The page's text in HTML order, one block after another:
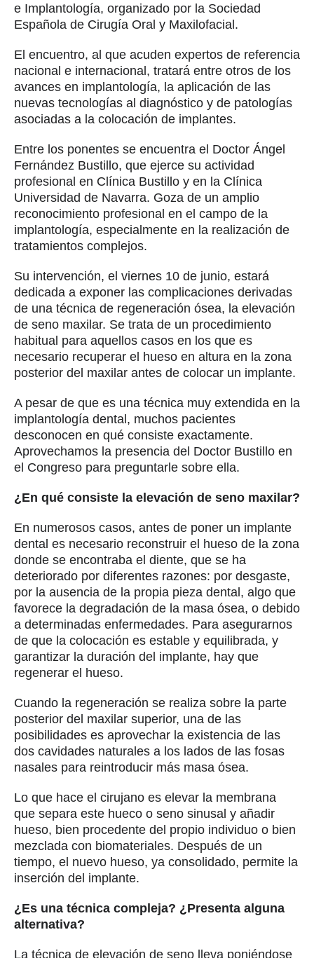
e Implantología, organizado por la Sociedad
Española de Cirugía Oral y Maxilofacial.
El encuentro, al que acuden expertos de referencia
nacional e internacional, tratará entre otros de los
avances en implantología, la aplicación de las
nuevas tecnologías al diagnóstico y de patologías
asociadas a la colocación de implantes.
Entre los ponentes se encuentra el Doctor Ángel
Fernández Bustillo, que ejerce su actividad
profesional en Clínica Bustillo y en la Clínica
Universidad de Navarra. Goza de un amplio
reconocimiento profesional en el campo de la
implantología, especialmente en la realización de
tratamientos complejos.
Su intervención, el viernes 10 de junio, estará
dedicada a exponer las complicaciones derivadas
de una técnica de regeneración ósea, la elevación
de seno maxilar. Se trata de un procedimiento
habitual para aquellos casos en los que es
necesario recuperar el hueso en altura en la zona
posterior del maxilar antes de colocar un implante.
A pesar de que es una técnica muy extendida en la
implantología dental, muchos pacientes
desconocen en qué consiste exactamente.
Aprovechamos la presencia del Doctor Bustillo en
el Congreso para preguntarle sobre ella.
¿En qué consiste la elevación de seno maxilar?
En numerosos casos, antes de poner un implante
dental es necesario reconstruir el hueso de la zona
donde se encontraba el diente, que se ha
deteriorado por diferentes razones: por desgaste,
por la ausencia de la propia pieza dental, algo que
favorece la degradación de la masa ósea, o debido
a determinadas enfermedades. Para asegurarnos
de que la colocación es estable y equilibrada, y
garantizar la duración del implante, hay que
regenerar el hueso.
Cuando la regeneración se realiza sobre la parte
posterior del maxilar superior, una de las
posibilidades es aprovechar la existencia de las
dos cavidades naturales a los lados de las fosas
nasales para reintroducir más masa ósea.
Lo que hace el cirujano es elevar la membrana
que separa este hueco o seno sinusal y añadir
hueso, bien procedente del propio individuo o bien
mezclada con biomateriales. Después de un
tiempo, el nuevo hueso, ya consolidado, permite la
inserción del implante.
¿Es una técnica compleja? ¿Presenta alguna
alternativa?
La técnica de elevación de seno lleva poniéndose